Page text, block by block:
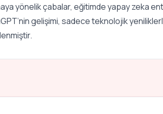
yönelik çabalar, eğitimde yapay zeka
gelişimi, sadece teknolojik